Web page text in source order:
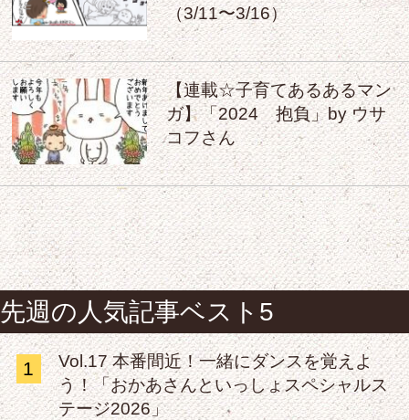
（3/11〜3/16）
【連載☆子育てあるあるマン
ガ】「2024 抱負」by ウサ
コフさん
先週の人気記事ベスト5
1
Vol.17 本番間近！一緒にダンスを覚えよ
う！「おかあさんといっしょスペシャルス
テージ2026」